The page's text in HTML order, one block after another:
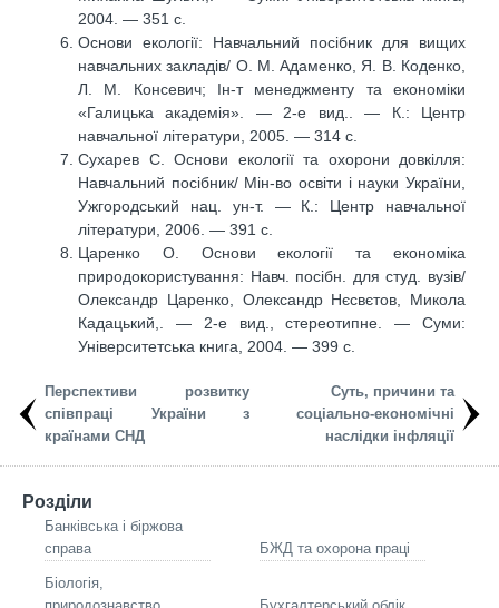
2004. — 351 с.
Основи екології: Навчальний посібник для вищих
навчальних закладів/ О. М. Адаменко, Я. В. Коденко,
Л. М. Консевич; Ін-т менеджменту та економіки
«Галицька академія». — 2-е вид.. — К.: Центр
навчальної літератури, 2005. — 314 с.
Сухарев С. Основи екології та охорони довкілля:
Навчальний посібник/ Мін-во освіти і науки України,
Ужгородський нац. ун-т. — К.: Центр навчальної
літератури, 2006. — 391 с.
Царенко О. Основи екології та економіка
природокористування: Навч. посібн. для студ. вузів/
Олександр Царенко, Олександр Нєсвєтов, Микола
Кадацький,. — 2-е вид., стереотипне. — Суми:
Університетська книга, 2004. — 399 с.
Перспективи розвитку
співпраці України з
країнами СНД
Суть, причини та
соціально-економічні
наслідки інфляції
Розділи
Банківська і біржова
справа
БЖД та охорона праці
Біологія,